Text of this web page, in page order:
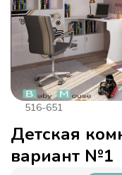
516-651
Детская
вариант №1